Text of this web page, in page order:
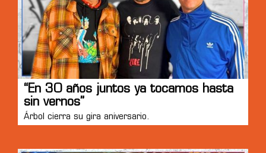
“En 30 años juntos ya tocamos hasta
sin vernos”
Árbol cierra su gira aniversario.